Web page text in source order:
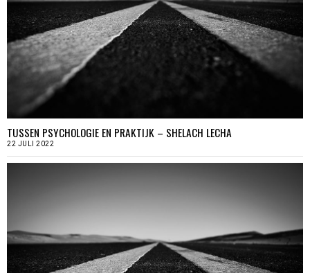
TUSSEN PSYCHOLOGIE EN PRAKTIJK – SHELACH LECHA
22 JULI 2022